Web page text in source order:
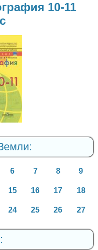
10-11
6 7 8 9
15 16 17 18
24 25 26 27